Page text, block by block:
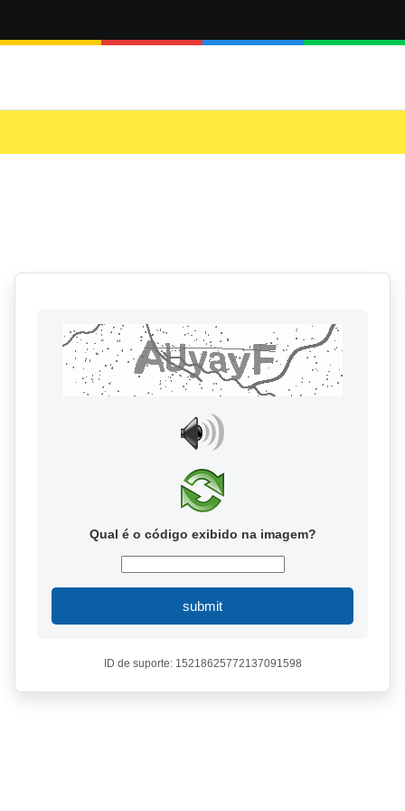
Qual é o código exibido na imagem?
submit
ID de suporte: 15218625772137091598